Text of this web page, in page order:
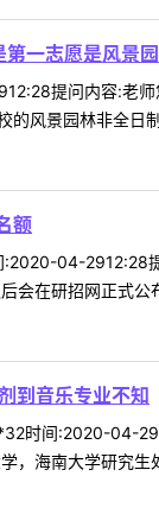
一志愿是风景
提问内容:老
的风景园林非全日
额
04-2912:28
会在研招网正式公
到音乐专业不知
时间:2020-04-
，海南大学研究